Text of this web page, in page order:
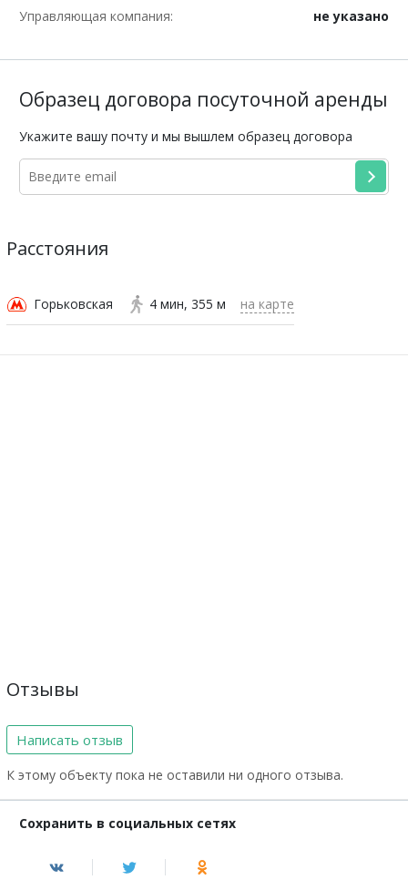
Управляющая компания:
не указано
Образец договора посуточной аренды
Укажите вашу почту и мы вышлем образец договора
Расстояния
Горьковская 4 мин 355 м на карте
Отзывы
Написать отзыв
К этому объекту пока не оставили ни одного отзыва.
Сохранить в социальных сетях